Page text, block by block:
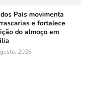
Pais movimenta
e fortalece
do almoço em
2026